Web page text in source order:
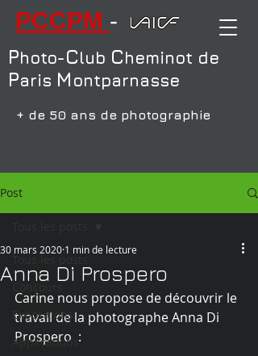
PCCPM -
+ de 50 ans de photographie
Photo-Club Cheminot de
Paris M ontparnasse
Post
Expositions
Applications
Anna Di Prospero
30 mars 2020 1 min de lecture
Carine nous propose de découvrir le
travail de la photographe Anna Di
Prospero  :